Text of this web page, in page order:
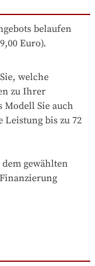
belaufen
Euro).
welche
zu Ihrer
Modell Sie auch
Leistung bis zu 72
gewählten